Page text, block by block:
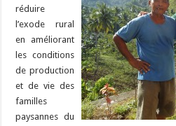
réduire
l’exode rural
en améliorant
les conditions
de production
et de vie des
familles
paysannes du